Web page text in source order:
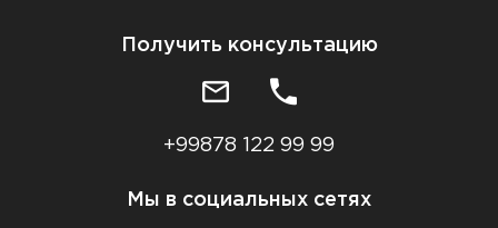
Получить консультацию
+99878 122 99 99
Мы в социальных сетях